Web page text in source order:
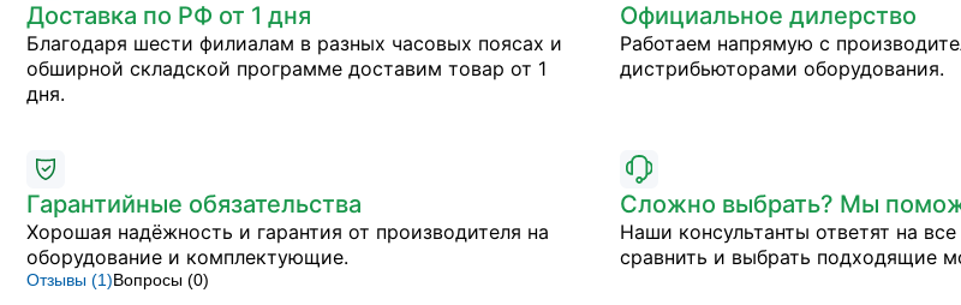
Доставка по РФ от 1 дня
Благодаря шести филиалам в разных часовых поясах и
обширной складской программе доставим товар от 1
дня.
Официальное дилерство
Работаем напрямую с
дистрибьюторами оборудования.
Гарантийные обязательства
Хорошая надёжность и гарантия от производителя на
оборудование и комплектующие.
Сложно выбрать? Мы
Наши консультанты ответят на
сравнить и выбрать подходящие
Отзывы (1)Вопросы (0)